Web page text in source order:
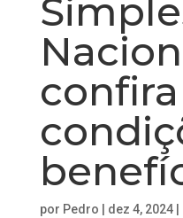
por Pedro dez 4, 2024|